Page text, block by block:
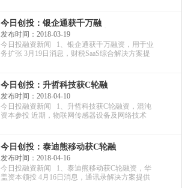
今日创投：银企通获千万融
资，用于业务扩张；小二租车
获亿元融资，布局海南旅游市
场；快手阿修获千万融资，估
发布时间：2018-03-19
今日投融资新闻 1、银企通获千万融资，用于业
务扩张 3月19日消息，财税SaaS综合解决方案提
今日创投：升哲科技获C轮融
资，混沌资本参投；众皮联获
千万融资，估值达5亿；壹点灵
获A轮融资，用于市场拓展
发布时间：2018-04-10
今日投融资新闻 1、升哲科技获C轮融资，混沌
资本参投 近期，物联网传感器设备及网络技术
今日创投：泰迪熊移动获C轮融
资，华盖资本领投；ICE机摩人
获A轮融资，估值达1亿元；聚
陆医疗获千万融资，用于市场
发布时间：2018-04-16
今日投融资新闻 1、泰迪熊移动获C轮融资，华
盖资本领投 4月16日消息，通讯录解决方案提供